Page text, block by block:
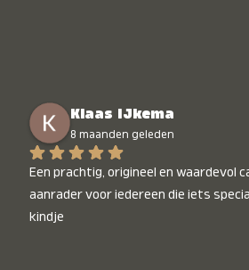
Klaas IJkema
8 maanden geleden
Een prachtig, origineel en waardevol
aanrader voor iedereen die iets
kindje